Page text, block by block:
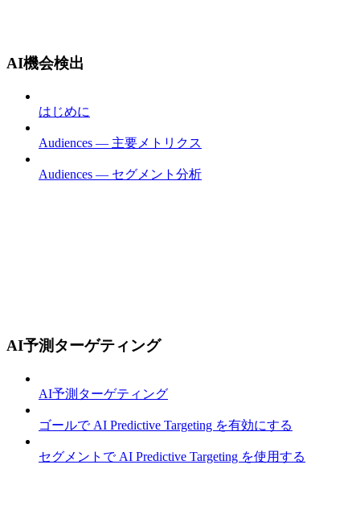
AI機会検出
はじめに
Audiences — 主要メトリクス
Audiences — セグメント分析
AI予測ターゲティング
AI予測ターゲティング
ゴールで AI Predictive Targeting を有効にする
セグメントで AI Predictive Targeting を使用する